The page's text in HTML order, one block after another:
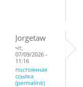
Jorgetaw
чт,
07/09/2026 -
11:16
постоянная
ссылка
(permalink)